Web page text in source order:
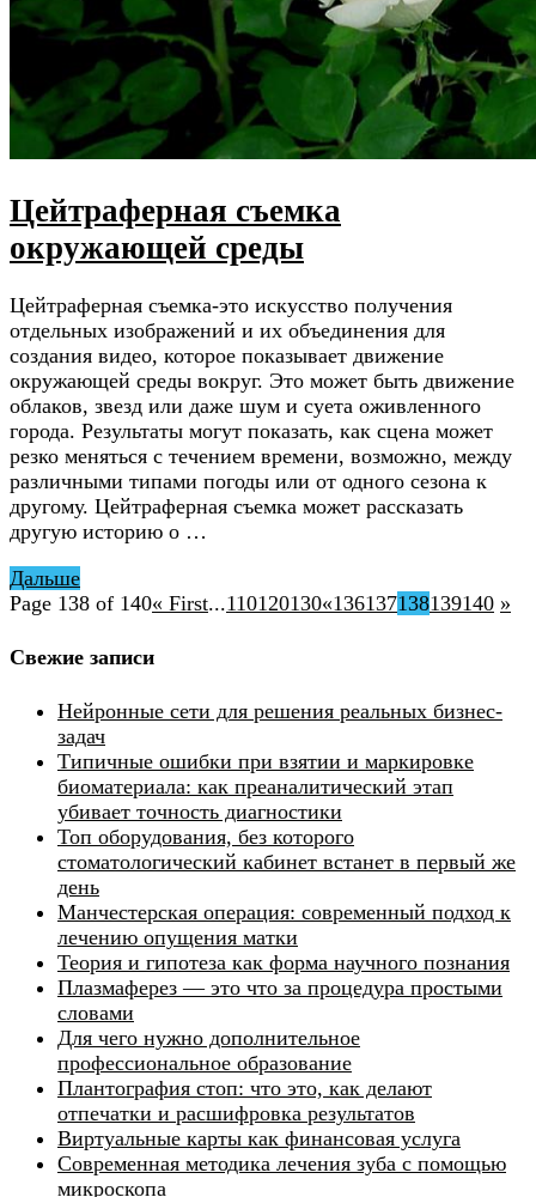
Цейтраферная съемка
окружающей среды
Цейтраферная съемка-это искусство получения
отдельных изображений и их объединения для
создания видео, которое показывает движение
окружающей среды вокруг. Это может быть движение
облаков, звезд или даже шум и суета оживленного
города. Результаты могут показать, как сцена может
резко меняться с течением времени, возможно, между
различными типами погоды или от одного сезона к
другому. Цейтраферная съемка может рассказать
другую историю о …
Дальше
Page 138 of 140« First...110120130«136137138139140 »
Свежие записи
Нейронные сети для решения реальных бизнес-
задач
Типичные ошибки при взятии и маркировке
биоматериала: как преаналитический этап
убивает точность диагностики
Топ оборудования, без которого
стоматологический кабинет встанет в первый же
день
Манчестерская операция: современный подход к
лечению опущения матки
Теория и гипотеза как форма научного познания
Плазмаферез — это что за процедура простыми
словами
Для чего нужно дополнительное
профессиональное образование
Плантография стоп: что это, как делают
отпечатки и расшифровка результатов
Виртуальные карты как финансовая услуга
Современная методика лечения зуба с помощью
микроскопа